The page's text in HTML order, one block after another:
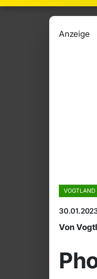
Anzeige
VOGTLAND
Von